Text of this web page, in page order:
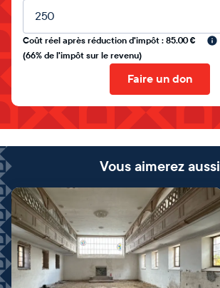
Montant libre
Coût réel après réduction d'impôt : 85.00 €
(66% de l'impôt sur le revenu)
Faire un don
Vous aimerez aussi